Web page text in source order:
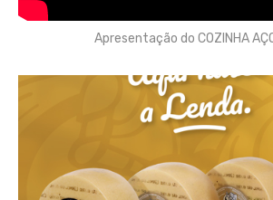
Apresentação do COZINHA